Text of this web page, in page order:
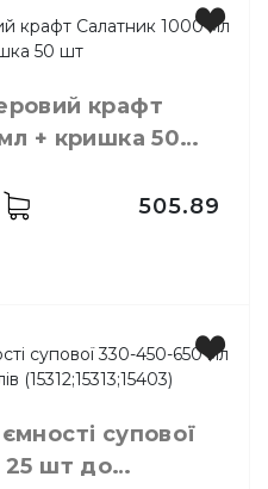
крафт
+ кришка 50
Україна
Коричневий
D=150 мм
505.89
супової
25 шт до